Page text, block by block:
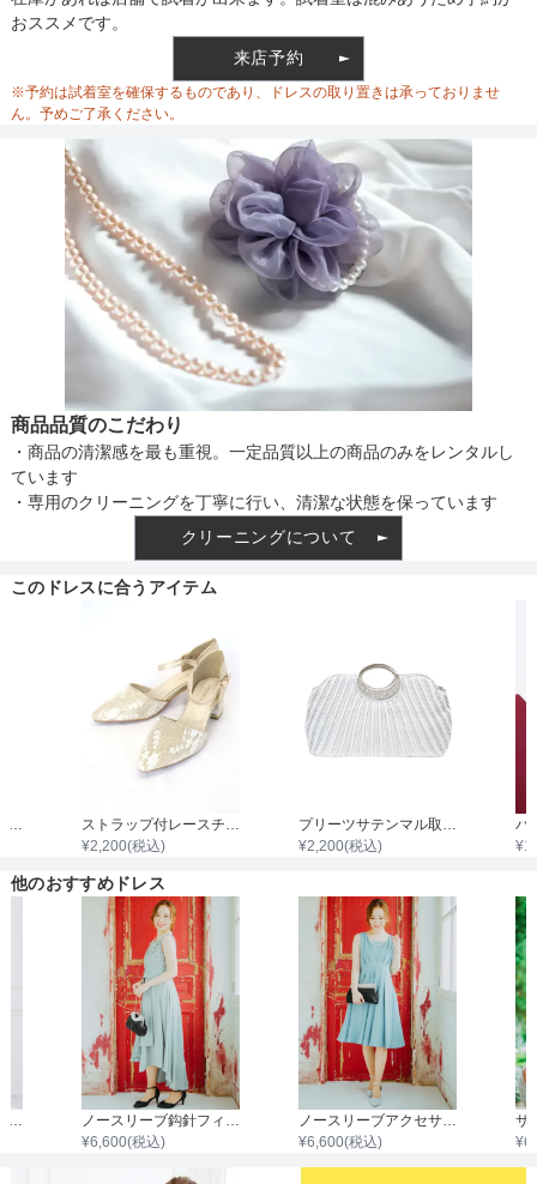
ヒップ 106 116 116
すそまわり 200 208
ウエスト調整 リボン調整
備考
素材
インナー
骨格タイプ
おススメです。
来店予約
※予約は試着室を確保するものであり、ドレスの取り置きは承っておりませ
ん。予めご了承ください。
商品品質のこだわり
・商品の清潔感を最も重視。一定品質以上の商品のみをレンタルし
ています
・専用のクリーニングを丁寧に行い、清潔な状態を保っています
クリーニングについて
このドレスに合うアイテム
¥2,200(税込)
¥2,200(税込) ¥
他のおすすめドレス
¥6,600(税込)
ノースリーブアクセサリー付きウエストタックジャガードワンピース
¥6,600(税込) ¥